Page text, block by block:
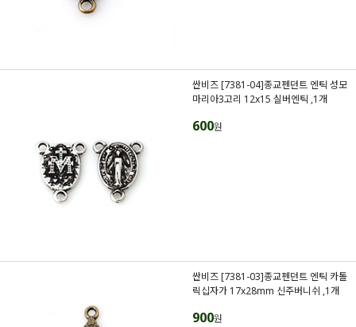
싼비즈 [7381-04]종교펜던트 엔틱 성모
마리아3고리 12x15 실버엔틱 ,1개
600원
싼비즈 [7381-03]종교펜던트 엔틱 카톨
릭십자가 17x28mm 신주버니쉬 ,1개
900원